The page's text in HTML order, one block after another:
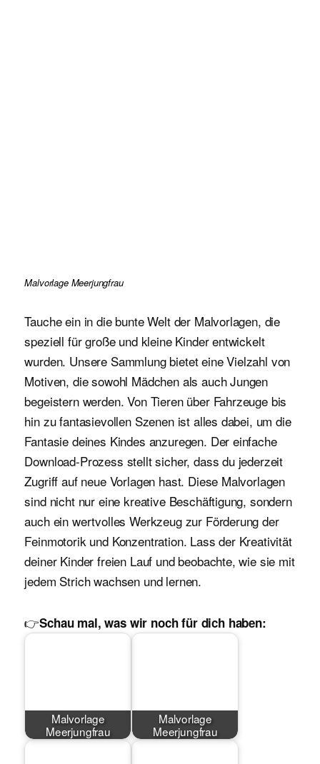
Malvorlage Meerjungfrau
Tauche ein in die bunte Welt der Malvorlagen, die
speziell für große und kleine Kinder entwickelt
wurden. Unsere Sammlung bietet eine Vielzahl von
Motiven, die sowohl Mädchen als auch Jungen
begeistern werden. Von Tieren über Fahrzeuge bis
hin zu fantasievollen Szenen ist alles dabei, um die
Fantasie deines Kindes anzuregen. Der einfache
Download-Prozess stellt sicher, dass du jederzeit
Zugriff auf neue Vorlagen hast. Diese Malvorlagen
sind nicht nur eine kreative Beschäftigung, sondern
auch ein wertvolles Werkzeug zur Förderung der
Feinmotorik und Konzentration. Lass der Kreativität
deiner Kinder freien Lauf und beobachte, wie sie mit
jedem Strich wachsen und lernen.
👉Schau mal, was wir noch für dich haben:
Malvorlage
Meerjungfrau
Malvorlage
Meerjungfrau